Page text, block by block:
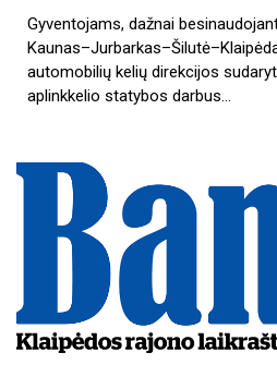
Gyventojams, dažnai
automobilių kelių direkcijos
aplinkkelio statybos darbus…